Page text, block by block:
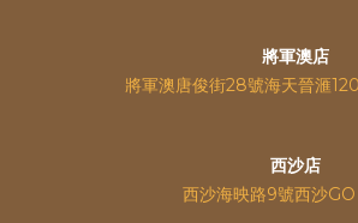
將軍澳店
將軍澳唐俊街28號海天晉滙
西沙店
西沙海映路9號西沙